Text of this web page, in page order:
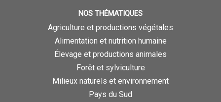
NOS THÉMATIQUES
Agriculture et productions végétales
Alimentation et nutrition humaine
Élevage et productions animales
Forêt et sylviculture
Milieux naturels et environnement
Pays du Sud